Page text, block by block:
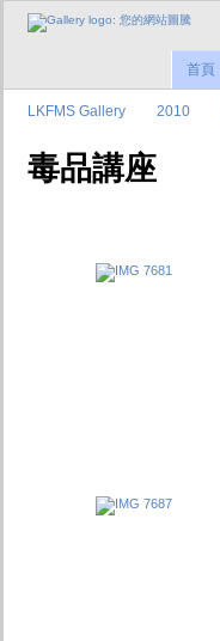
首頁
LKFMS Gallery 2010
毒品講座